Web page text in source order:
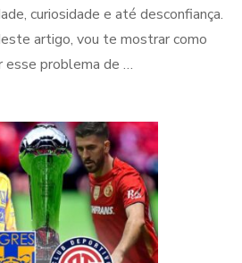
curiosidade e até desconfiança.
artigo, vou te mostrar como
esse problema de …